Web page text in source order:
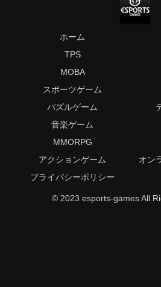
ホーム
TPS
MOBA
スポーツゲーム
パズルゲーム
音楽ゲーム
MMORPG
アクションゲーム
オン
プライバシーポリシー
© 2023 esports-games All